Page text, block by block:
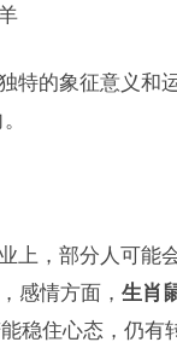
特的象征意义和
上，部分人可能
感情方面， 生肖
能稳住心态，仍有